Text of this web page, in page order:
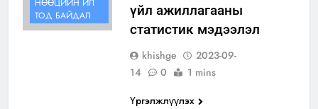
НӨӨЦИЙН ИЛ
ТОД БАЙДАЛ
үйл ажиллагааны
статистик мэдээлэл
khishge
2023-09-
14
0
1 mins
Үргэлжлүүлэх